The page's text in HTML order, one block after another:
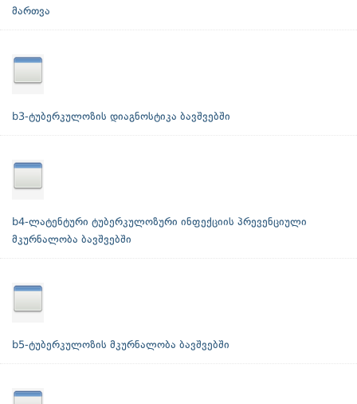
მართვა
b3-ტუბერკულოზის დიაგნოსტიკა ბავშვებში
b4-ლატენტური ტუბერკულოზური ინფექციის პრევენციული
მკურნალობა ბავშვებში
b5-ტუბერკულოზის მკურნალობა ბავშვებში